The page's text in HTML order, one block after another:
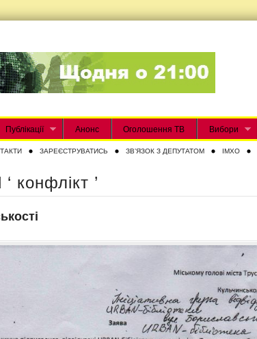
Публікації Анонс Оголошення ТВ Вибори
ЗАРЕЄСТРУВАТИСЬ ЗВʼЯЗОК З ДЕПУТАТОМ IMXO
конфлікт ’